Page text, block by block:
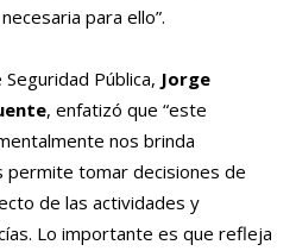
para ello”.
Pública, Jorge
, enfatizó que “este
nos brinda
permite tomar decisiones de
de las actividades y
Lo importante es que refleja